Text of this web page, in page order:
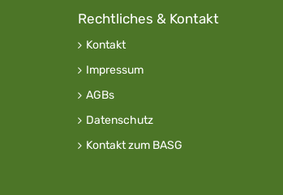
Rechtliches & Kontakt
Kontakt
Impressum
AGBs
Datenschutz
Kontakt zum BASG